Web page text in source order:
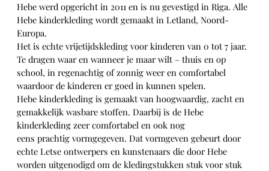
Hebe werd opgericht in 2011 en is nu gevestigd in Riga. Alle
Hebe kinderkleding wordt gemaakt in Letland, Noord-
Europa.
Het is echte vrijetijdskleding voor kinderen van 0 tot 7 jaar.
Te dragen waar en wanneer je maar wilt – thuis en op
school, in regenachtig of zonnig weer en comfortabel
waardoor de kinderen er goed in kunnen spelen.
Hebe kinderkleding is gemaakt van hoogwaardig, zacht en
gemakkelijk wasbare stoffen. Daarbij is de Hebe
kinderkleding zeer comfortabel en ook nog
eens prachtig vormgegeven. Dat vormgeven gebeurt door
echte Letse ontwerpers en kunstenaars die door Hebe
worden uitgenodigd om de kledingstukken stuk voor stuk